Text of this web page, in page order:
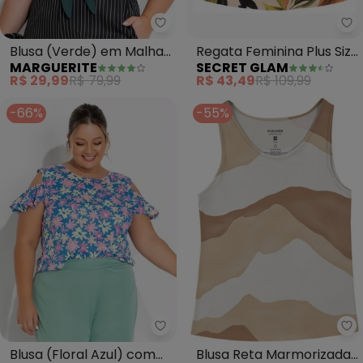
Marguerite - Blusa (Verde) em
Blusa (Verde) em Malha
de Viscose
MARGUERITE
R$ 29,99R$ 79,99
Regata Feminina Plus Size
em Viscose (Verde)
SECRET GLAM
R$ 43,49R$ 109,99
-66%
Marguerite - Blusa (Floral Azul)
Blusa (Floral Azul) com
-55%
Blusa Reta Marmorizada